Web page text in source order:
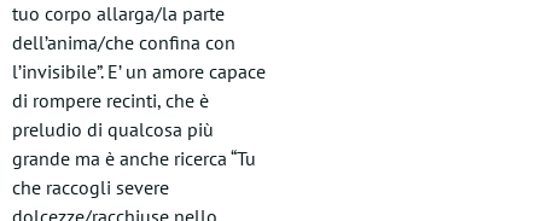
tuo corpo allarga/la parte
dell’anima/che confina con
l’invisibile”. E’ un amore capace
di rompere recinti, che è
preludio di qualcosa più
grande ma è anche ricerca “Tu
che raccogli severe
dolcezze/racchiuse nello